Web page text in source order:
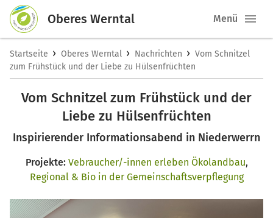
Oberes Werntal Menü
Startseite › Oberes Werntal › Nachrichten › Vom Schnitzel
zum Frühstück und der Liebe zu Hülsenfrüchten
Vom Schnitzel zum Frühstück und der
Liebe zu Hülsenfrüchten
Inspirierender Informationsabend in Niederwerrn
Projekte: Vebraucher/-innen erleben Ökolandbau,
Regional & Bio in der Gemeinschaftsverpflegung